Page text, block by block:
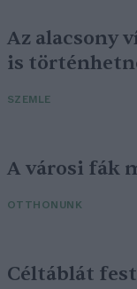
Az alacsony
is
SZEMLE
A városi fák
OTTHONUNK
Céltáblát